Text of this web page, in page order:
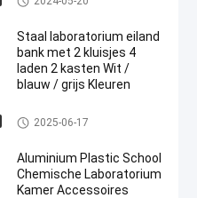
Staal laboratorium eiland
bank met 2 kluisjes 4
laden 2 kasten Wit /
blauw / grijs Kleuren
Lab Island Bench
2025-06-17
Aluminium Plastic School
Chemische Laboratorium
Kamer Accessoires